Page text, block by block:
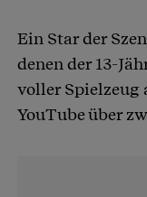
Ein Star der
denen der 13-
voller Spielzeug
YouTube über